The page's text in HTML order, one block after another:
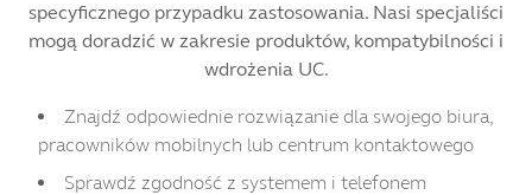
specyficznego przypadku zastosowania. Nasi specjaliści
mogą doradzić w zakresie produktów, kompatybilności i
wdrożenia UC.
Znajdź odpowiednie rozwiązanie dla swojego biura,
pracowników mobilnych lub centrum kontaktowego
Sprawdź zgodność z systemem i telefonem